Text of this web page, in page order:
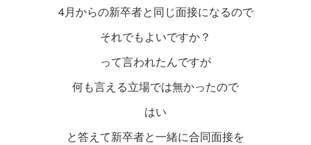
4月からの新卒者と同じ面接になるので
それでもよいですか？
って言われたんですが
何も言える立場では無かったので
はい
と答えて新卒者と一緒に合同面接を